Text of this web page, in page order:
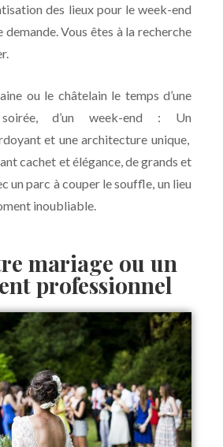
des lieux pour le week-end
Vous êtes à la recherche
ou le châtelain le temps d’une
soirée, d’un week-end : Un
et une architecture unique,
cachet et élégance, de grands et
un parc à couper le souffle, un lieu
inoubliable.
mariage ou un
professionnel